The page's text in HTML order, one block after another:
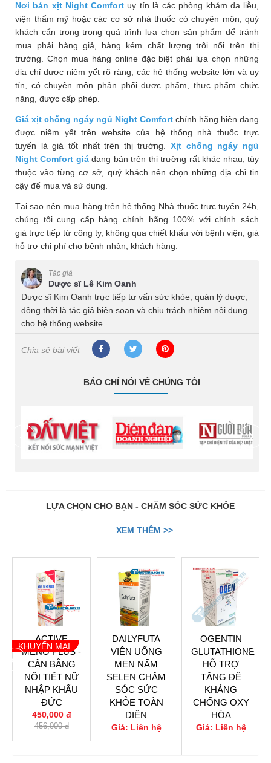
Nơi bán xịt Night Comfort uy tín là các phòng khám da liễu,
viện thẩm mỹ hoặc các cơ sở nhà thuốc có chuyên môn, quý
khách cẩn trọng trong quá trình lựa chọn sản phẩm để tránh
mua phải hàng giả, hàng kém chất lượng trôi nổi trên thị
trường. Chọn mua hàng online đặc biệt phải lựa chọn những
địa chỉ được niêm yết rõ ràng, các hệ thống website lớn và uy
tín, có chuyên môn phân phối dược phẩm, thực phẩm chức
năng, được cấp phép.
Giá xịt chống ngáy ngủ Night Comfort chính hãng hiện đang
được niêm yết trên website của hệ thống nhà thuốc trực
tuyến là giá tốt nhất trên thị trường. Xịt chống ngáy ngủ
Night Comfort giáđang bán trên thị trường rất khác nhau, tùy
thuộc vào từng cơ sở, quý khách nên chọn những địa chỉ tin
cậy để mua và sử dụng.
Tại sao nên mua hàng trên hệ thống Nhà thuốc trực tuyến 24h,
chúng tôi cung cấp hàng chính hãng 100% với chính sách
giá trực tiếp từ công ty, không qua chiết khấu với bệnh viện, giá
hỗ trợ chi phí cho bệnh nhân, khách hàng.
Tác giả
Dược sĩ Lê Kim Oanh
Dược sĩ Kim Oanh trực tiếp tư vấn sức khỏe, quản lý dược,
đồng thời là tác giả biên soạn và chịu trách nhiệm nội dung
cho hệ thống website.
Chia sẻ bài viết
BÁO CHÍ NÓI VỀ CHÚNG TÔI
prev next
LỰA CHỌN CHO BẠN - CHĂM SÓC SỨC KHỎE
XEM THÊM >>
KHUYẾN MẠI
ACTIVE
MENO PLUS -
CÂN BẰNG
NỘI TIẾT NỮ
NHẬP KHẨU
ĐỨC
450,000 đ
456,000 đ
DAILYFUTA
VIÊN UỐNG
MEN NẤM
SELEN CHĂM
SÓC SỨC
KHỎE TOÀN
DIỆN
Giá: Liên hệ
OGENTIN
GLUTATHIONE
HỖ TRỢ
TĂNG ĐỀ
KHÁNG
CHỐNG OXY
HÓA
Giá: Liên hệ
prev next